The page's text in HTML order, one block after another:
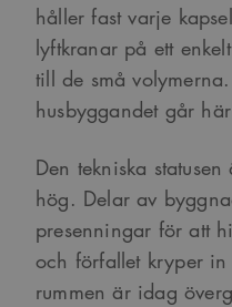
håller fast varje
lyftkranar på ett
till de små
husbyggandet går
Den tekniska
hög. Delar av
presenningar för att
och förfallet kryper
rummen är idag